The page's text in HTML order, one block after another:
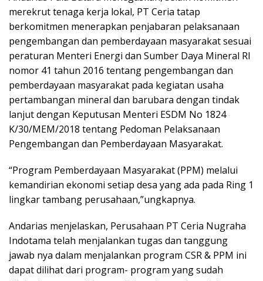
merekrut tenaga kerja lokal, PT Ceria tatap
berkomitmen menerapkan penjabaran pelaksanaan
pengembangan dan pemberdayaan masyarakat sesuai
peraturan Menteri Energi dan Sumber Daya Mineral RI
nomor 41 tahun 2016 tentang pengembangan dan
pemberdayaan masyarakat pada kegiatan usaha
pertambangan mineral dan barubara dengan tindak
lanjut dengan Keputusan Menteri ESDM No 1824
K/30/MEM/2018 tentang Pedoman Pelaksanaan
Pengembangan dan Pemberdayaan Masyarakat.
“Program Pemberdayaan Masyarakat (PPM) melalui
kemandirian ekonomi setiap desa yang ada pada Ring 1
lingkar tambang perusahaan,”ungkapnya.
Andarias menjelaskan, Perusahaan PT Ceria Nugraha
Indotama telah menjalankan tugas dan tanggung
jawab nya dalam menjalankan program CSR & PPM ini
dapat dilihat dari program- program yang sudah